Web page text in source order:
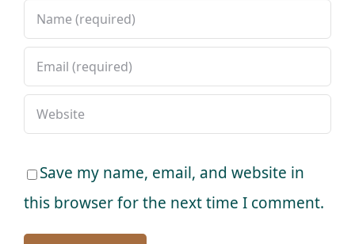
Save my name, email, and website in
this browser for the next time I comment.